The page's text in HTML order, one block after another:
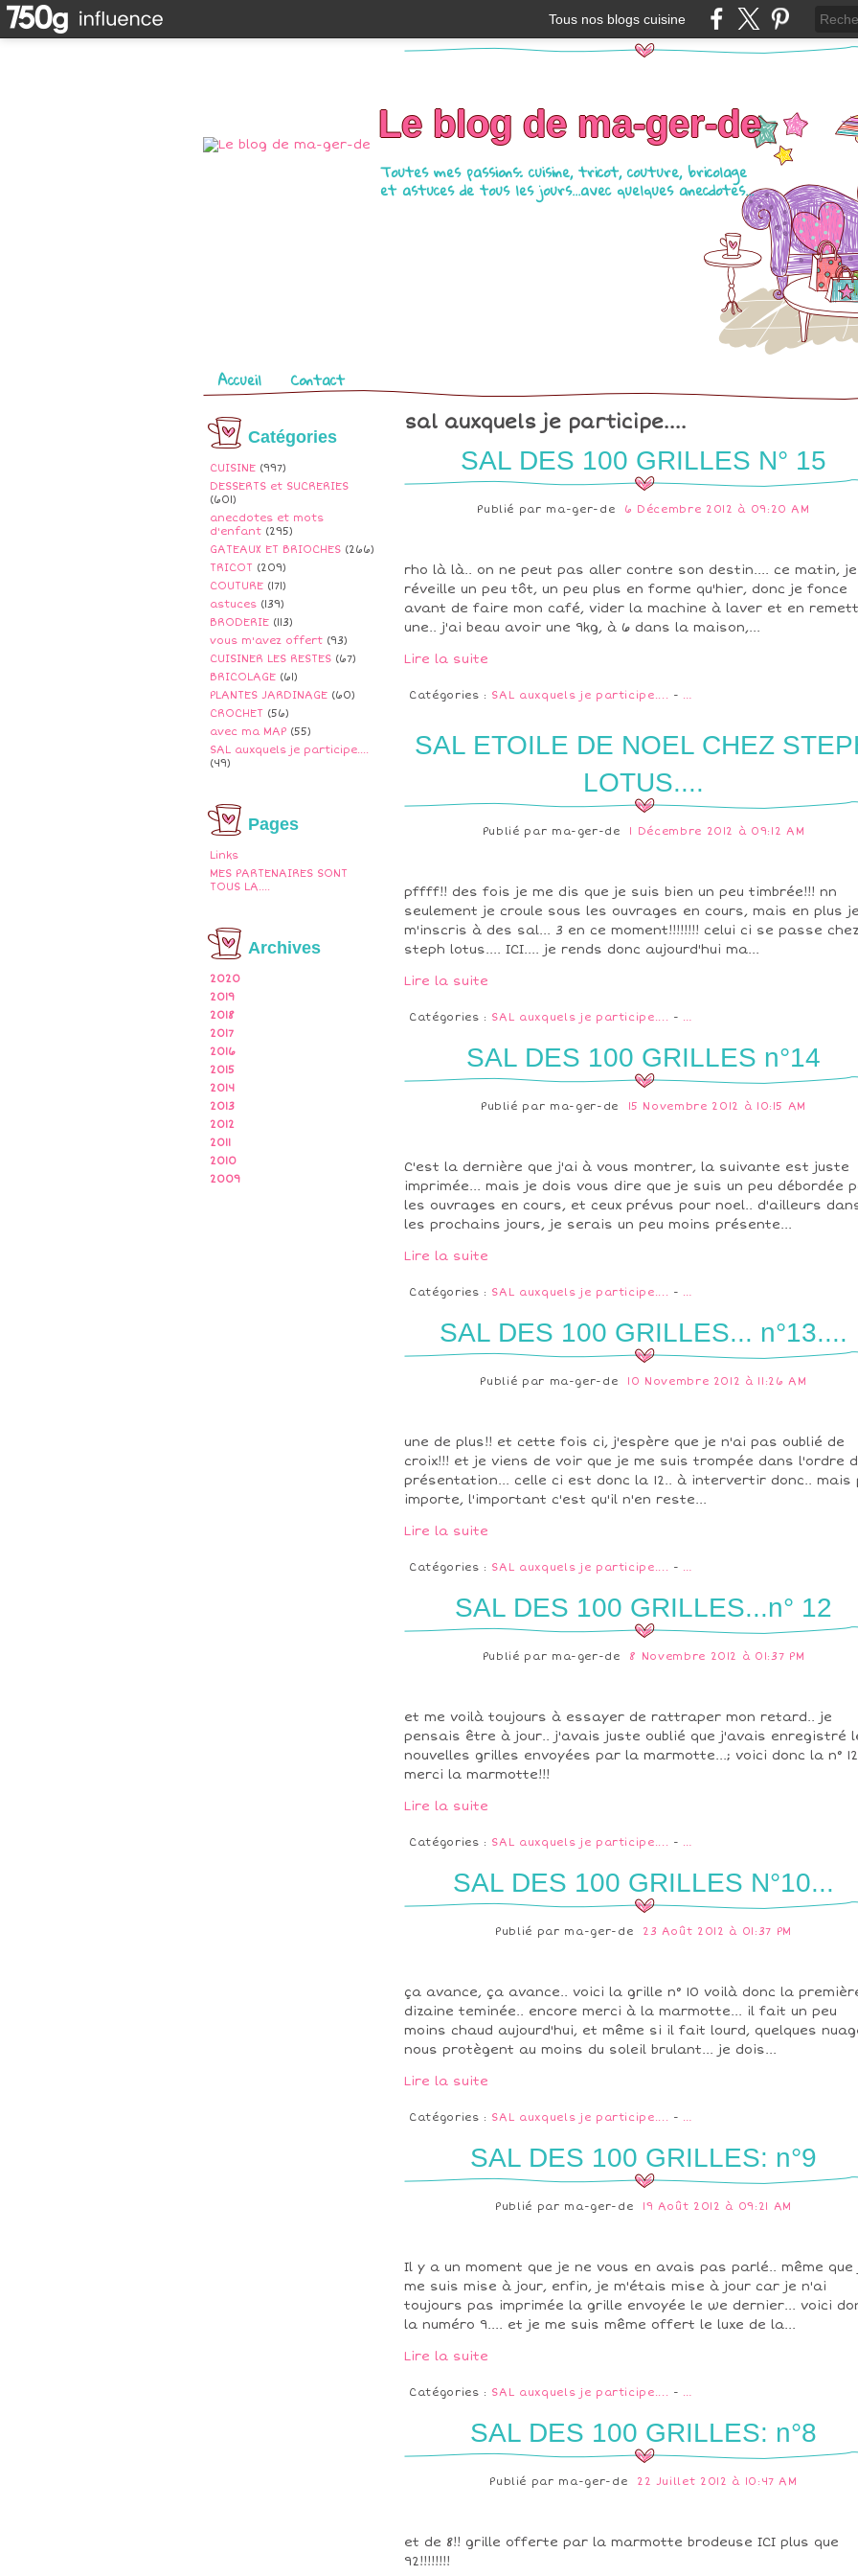
Tous nos blogs cuisine
Le blog de ma-ger-de
Toutes mes passions: cuisine, tricot, couture, bricolage
et astuces de tous les jours...avec quelques anecdotes...
Pages
Accueil Contact
Catégories
CUISINE (997)
DESSERTS et SUCRERIES
(601)
anecdotes et mots
d'enfant (295)
GATEAUX ET BRIOCHES (266)
TRICOT (209)
COUTURE (171)
astuces (139)
BRODERIE (113)
vous m'avez offert (93)
CUISINER LES RESTES (67)
BRICOLAGE (61)
PLANTES JARDINAGE (60)
CROCHET (56)
avec ma MAP (55)
SAL auxquels je participe....
(49)
Pages
Links
MES PARTENAIRES SONT
TOUS LA....
Archives
2020
2019
2018
2017
2016
2015
2014
2013
2012
2011
2010
2009
sal auxquels je participe....
SAL DES 100 GRILLES N° 15
Publié par ma-ger-de 6 Décembre 2012 à 09:20 AM
rho là là.. on ne peut pas aller contre son destin.... ce matin, je
réveille un peu tôt, un peu plus en forme qu'hier, donc je fonce
avant de faire mon café, vider la machine à laver et en
une.. j'ai beau avoir une 9kg, à 6 dans la maison,...
Lire la suite
Catégories : SAL auxquels je participe.... - …
SAL ETOILE DE NOEL CHEZ
LOTUS....
Publié par ma-ger-de 1 Décembre 2012 à 09:12 AM
pffff!! des fois je me dis que je suis bien un peu timbrée!!! nn
seulement je croule sous les ouvrages en cours, mais en plus je
m'inscris à des sal... 3 en ce moment!!!!!!!! celui ci se passe chez
steph lotus.... ICI.... je rends donc aujourd'hui ma...
Lire la suite
Catégories : SAL auxquels je participe.... - …
SAL DES 100 GRILLES n°14
Publié par ma-ger-de 15 Novembre 2012 à 10:15 AM
C'est la dernière que j'ai à vous montrer, la suivante est juste
imprimée... mais je dois vous dire que je suis un peu débordée
les ouvrages en cours, et ceux prévus pour noel.. d'ailleurs
les prochains jours, je serais un peu moins présente...
Lire la suite
Catégories : SAL auxquels je participe.... - …
SAL DES 100 GRILLES... n°13....
Publié par ma-ger-de 10 Novembre 2012 à 11:26 AM
une de plus!! et cette fois ci, j'espère que je n'ai pas oublié de
croix!!! et je viens de voir que je me suis trompée dans l'ordre
présentation... celle ci est donc la 12.. à intervertir donc.. mais
importe, l'important c'est qu'il n'en reste...
Lire la suite
Catégories : SAL auxquels je participe.... - …
SAL DES 100 GRILLES...n° 12
Publié par ma-ger-de 8 Novembre 2012 à 01:37 PM
et me voilà toujours à essayer de rattraper mon retard.. je
pensais être à jour.. j'avais juste oublié que j'avais enregistré
nouvelles grilles envoyées par la marmotte...; voici donc la n° 12
merci la marmotte!!!
Lire la suite
Catégories : SAL auxquels je participe.... - …
SAL DES 100 GRILLES N°10...
Publié par ma-ger-de 23 Août 2012 à 01:37 PM
ça avance, ça avance.. voici la grille n° 10 voilà donc la
dizaine teminée.. encore merci à la marmotte... il fait un peu
moins chaud aujourd'hui, et même si il fait lourd, quelques
nous protègent au moins du soleil brulant... je dois...
Lire la suite
Catégories : SAL auxquels je participe.... - …
SAL DES 100 GRILLES: n°9
Publié par ma-ger-de 19 Août 2012 à 09:21 AM
Il y a un moment que je ne vous en avais pas parlé.. même que
me suis mise à jour, enfin, je m'étais mise à jour car je n'ai
toujours pas imprimée la grille envoyée le we dernier... voici
la numéro 9.... et je me suis même offert le luxe de la...
Lire la suite
Catégories : SAL auxquels je participe.... - …
SAL DES 100 GRILLES: n°8
Publié par ma-ger-de 22 Juillet 2012 à 10:47 AM
et de 8!! grille offerte par la marmotte brodeuse ICI plus que
92!!!!!!!!